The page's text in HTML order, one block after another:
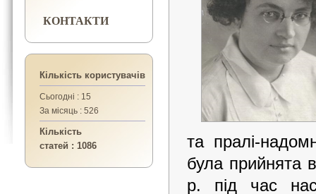
КОНТАКТИ
Кількість користувачів
Сьогодні : 15
За місяць : 526
Кількість
статей : 1086
та пралі-
була прийнята
р. під час